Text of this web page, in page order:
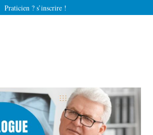
Praticien ? s’inscrire !